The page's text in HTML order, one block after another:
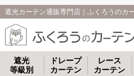
遮光カーテン通販専門店｜ふくろうのカ
遮光
等級別
ドレープ
カーテン
レース
カーテン